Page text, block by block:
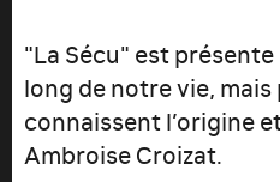
"La Sécu" est
long de notre vie, mais
connaissent l’origine
Ambroise Croizat.